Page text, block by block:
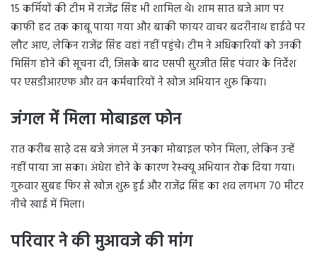
15 कर्मियों की टीम में राजेंद्र सिंह भी शामिल थे। शाम सात बजे आग पर
काफी हद तक काबू पाया गया और बाकी फायर वाचर बदरीनाथ हाईवे पर
लौट आए, लेकिन राजेंद्र सिंह वहां नहीं पहुंचे। टीम ने अधिकारियों को उनकी
मिसिंग होने की सूचना दी, जिसके बाद एसपी सुरजीत सिंह पंवार के निर्देश
पर एसडीआरएफ और वन कर्मचारियों ने खोज अभियान शुरू किया।
जंगल में मिला मोबाइल फोन
रात करीब साढ़े दस बजे जंगल में उनका मोबाइल फोन मिला, लेकिन उन्हें
नहीं पाया जा सका। अंधेरा होने के कारण रेस्क्यू अभियान रोक दिया गया।
गुरुवार सुबह फिर से खोज शुरू हुई और राजेंद्र सिंह का शव लगभग 70 मीटर
नीचे खाई में मिला।
परिवार ने की मुआवजे की मांग